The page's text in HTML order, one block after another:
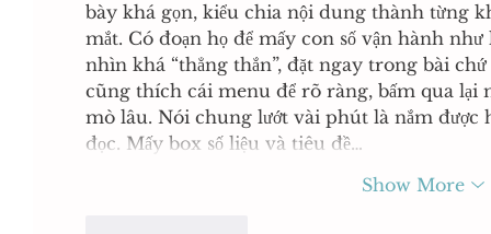
bày khá gọn, kiểu chia nội dung thành từng
mắt. Có đoạn họ để mấy con số vận hành
nhìn khá “thẳng thắn”, đặt ngay trong bài
cũng thích cái menu để rõ ràng, bấm qua lại
mò lâu. Nói chung lướt vài phút là nắm được
đọc. Mấy box số liệu và tiêu đề…
Show More